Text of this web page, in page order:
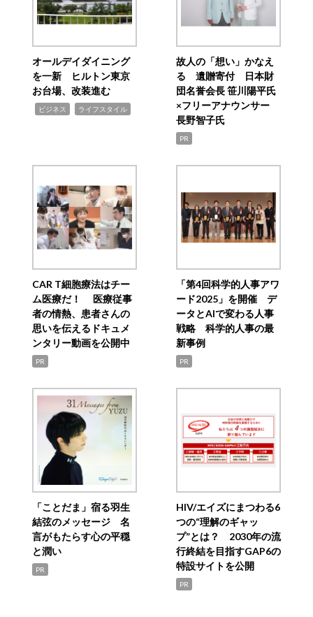
オールデイダイニング
を一新 ヒルトン東京
お台場、改装進む
ビジネス ライフスタイル
故人の「想い」かなえ
る 遺贈寄付 日本財
団名誉会長 笹川陽平氏
×フリーアナウンサー
長野智子氏
PR
CAR T細胞療法はチー
ム医療だ！ 医療従事
者の情熱、患者さんの
思いを伝えるドキュメ
ンタリー動画を公開中
PR
「第4回科学的人事アワ
ード2025」を開催 デ
ータとAIで変わる人事
戦略 科学的人事の最
新事例
PR
「ことだま」宿る羽生
結弦のメッセージ 名
言がもたらす心の平穏
と潤い
PR
HIV/エイズにまつわる6
つの“理解のギャッ
プ”とは？ 2030年の流
行終結を目指すGAP6の
特設サイトを公開
PR